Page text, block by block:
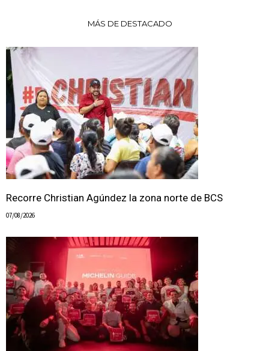
MÁS DE DESTACADO
Recorre Christian Agúndez la zona norte de BCS
07/08/2026